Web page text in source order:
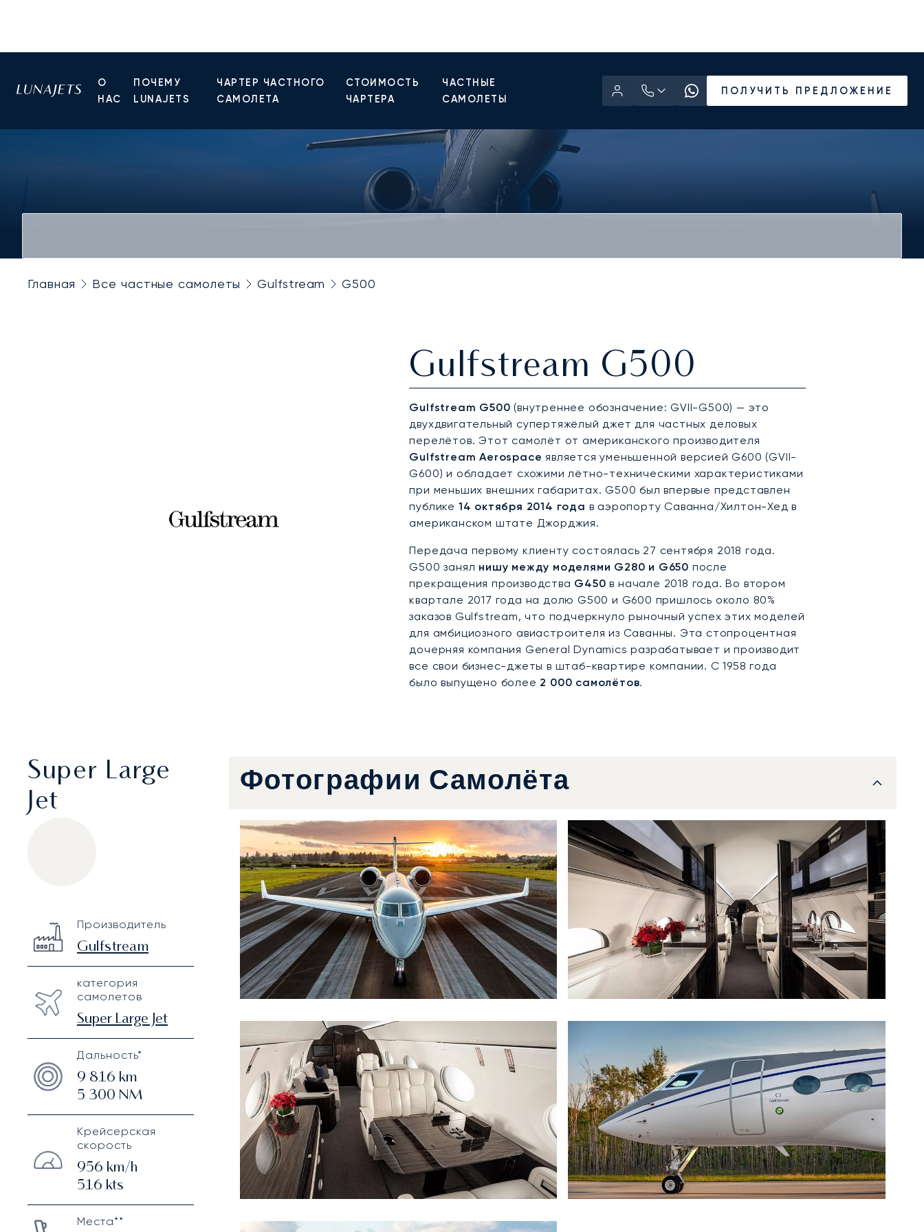
О
НАС
ПОЧЕМУ
LUNAJETS
ЧАРТЕР ЧАСТНОГО
САМОЛЕТА
СТОИМОСТЬ
ЧАРТЕРА
ЧАСТНЫЕ
САМОЛЕТЫ
ПОЛУЧИТЬ ПРЕДЛОЖЕНИЕ
Главная Все частные самолеты Gulfstream G500
Gulfstream G500
Gulfstream G500 (внутреннее обозначение: GVII-G500) — это
двухдвигательный супертяжёлый джет для частных деловых
перелётов. Этот самолёт от американского производителя
Gulfstream Aerospace является уменьшенной версией G600 (GVII-
G600) и обладает схожими лётно-техническими характеристиками
при меньших внешних габаритах. G500 был впервые представлен
публике 14 октября 2014 года в аэропорту Саванна/Хилтон-Хед в
американском штате Джорджия.
Передача первому клиенту состоялась 27 сентября 2018 года.
G500 занял нишу между моделями G280 и G650 после
прекращения производства G450 в начале 2018 года. Во втором
квартале 2017 года на долю G500 и G600 пришлось около 80%
заказов Gulfstream, что подчеркнуло рыночный успех этих моделей
для амбициозного авиастроителя из Саванны. Эта стопроцентная
дочерняя компания General Dynamics разрабатывает и производит
все свои бизнес-джеты в штаб-квартире компании. С 1958 года
было выпущено более 2 000 самолётов.
Super Large
Jet
Technical specifications
Производитель
Gulfstream
категория
самолетов
Super Large Jet
Дальность*
9 816 km
5 300 NM
Крейсерская
скорость
956 km/h
516 kts
Места**
Фотографии Самолёта